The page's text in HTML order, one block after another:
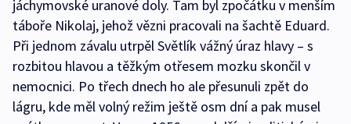
jáchymovské uranové doly. Tam byl zpočátku v menším
táboře Nikolaj, jehož vězni pracovali na šachtě Eduard.
Při jednom závalu utrpěl Světlík vážný úraz hlavy – s
rozbitou hlavou a těžkým otřesem mozku skončil v
nemocnici. Po třech dnech ho ale přesunuli zpět do
lágru, kde měl volný režim ještě osm dní a pak musel